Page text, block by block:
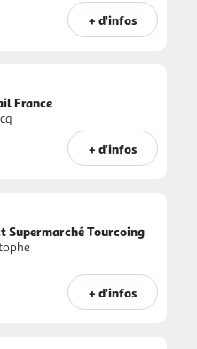
+ d'infos
France
+ d'infos
Supermarché Tourcoing
+ d'infos